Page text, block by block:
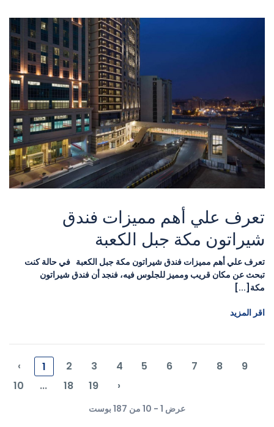
تعرف علي أهم مميزات فندق
شيراتون مكة جبل الكعبة
تعرف علي أهم مميزات فندق شيراتون مكة جبل الكعبة في حالة كنت
تبحث عن مكان قريب ومميز للجلوس فيه، فنجد أن فندق شيراتون
مكة[...]
اقر المزيد
‹ 1 2 3 4 5 6 7 8
9
10
... 18 19 ›
عرض 1 - 10 من 187 بوست